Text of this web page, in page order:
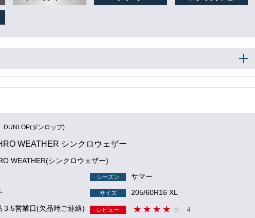
DUNLOP(ダンロップ)
WEATHER シンクロウェザー
WEATHER(シンクロウェザー)
シーズン サマー
サイズ 205/60R16 XL
3-5営業日(欠品時ご連絡) レビュー 4